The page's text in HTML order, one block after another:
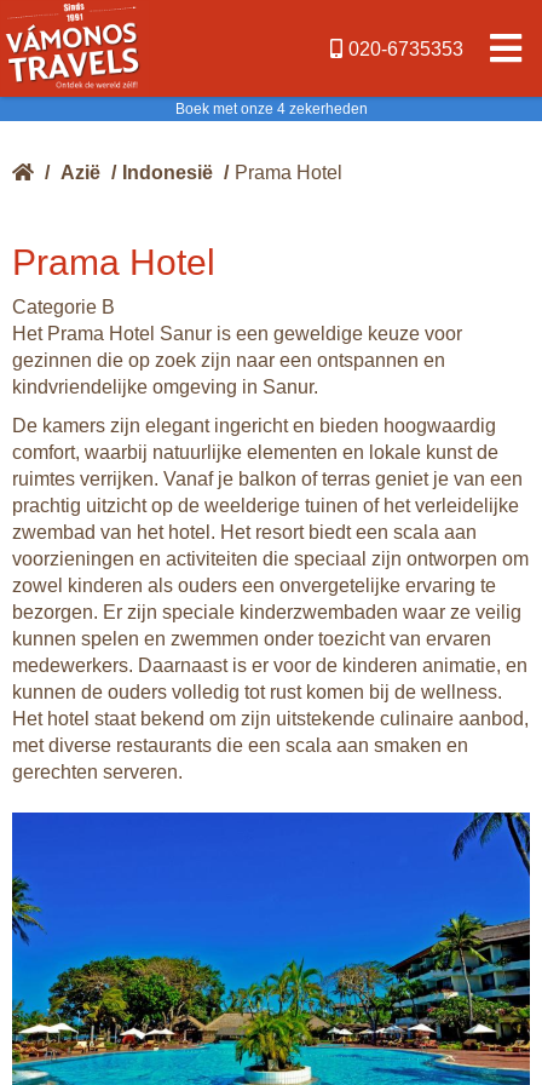
020-6735353
Boek met onze 4 zekerheden
/ Azië / Indonesië / Prama Hotel
Prama Hotel
Categorie B
Het Prama Hotel Sanur is een geweldige keuze voor
gezinnen die op zoek zijn naar een ontspannen en
kindvriendelijke omgeving in Sanur.
De kamers zijn elegant ingericht en bieden hoogwaardig
comfort, waarbij natuurlijke elementen en lokale kunst de
ruimtes verrijken. Vanaf je balkon of terras geniet je van een
prachtig uitzicht op de weelderige tuinen of het verleidelijke
zwembad van het hotel. Het resort biedt een scala aan
voorzieningen en activiteiten die speciaal zijn ontworpen om
zowel kinderen als ouders een onvergetelijke ervaring te
bezorgen. Er zijn speciale kinderzwembaden waar ze veilig
kunnen spelen en zwemmen onder toezicht van ervaren
medewerkers. Daarnaast is er voor de kinderen animatie, en
kunnen de ouders volledig tot rust komen bij de wellness.
Het hotel staat bekend om zijn uitstekende culinaire aanbod,
met diverse restaurants die een scala aan smaken en
gerechten serveren.